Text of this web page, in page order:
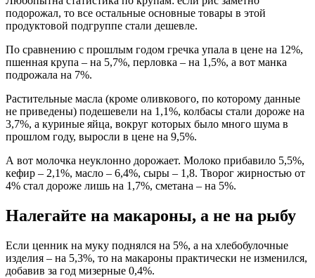
подорожал, то все остальные основные товары в этой
продуктовой подгруппе стали дешевле.
По сравнению с прошлым годом гречка упала в цене на 12%,
пшенная крупа – на 5,7%, перловка – на 1,5%, а вот манка
подрожала на 7%.
Растительные масла (кроме оливкового, по которому данные
не приведены) подешевели на 1,1%, колбасы стали дороже на
3,7%, а куриные яйца, вокруг которых было много шума в
прошлом году, выросли в цене на 9,5%.
А вот молочка неуклонно дорожает. Молоко прибавило 5,5%,
кефир – 2,1%, масло – 6,4%, сыры – 1,8. Творог жирностью от
4% стал дороже лишь на 1,7%, сметана – на 5%.
Налегайте на макароны, а не на рыбу
Если ценник на муку поднялся на 5%, а на хлебобулочные
изделия – на 5,3%, то на макароны практически не изменился,
добавив за год мизерные 0,4%.